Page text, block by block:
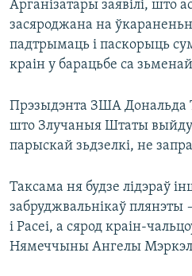
Арганізатары заявілі, што
засяроджана на
падтрымаць і паскорыць
краін у барацьбе са
Прэзыдэнта ЗША Дональда
што Злучаныя Штаты
парыскай зьдзелкі, не
Таксама ня будзе лідэраў
забруджвальнікаў плянэты
і Расеі, а сярод краін-
Нямеччыны Ангелы